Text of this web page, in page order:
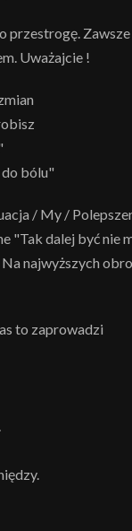
Uważajcie !
do bólu"
/ My /
"Tak dalej być nie
najwyższych
to zaprowadzi